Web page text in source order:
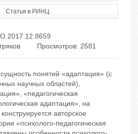
Статья в РИНЦ
Просмотров: 2581
понятий «адаптация» (с
научных областей),
«педагогическая
адаптация», на
авторское
«психолого-педагогическая